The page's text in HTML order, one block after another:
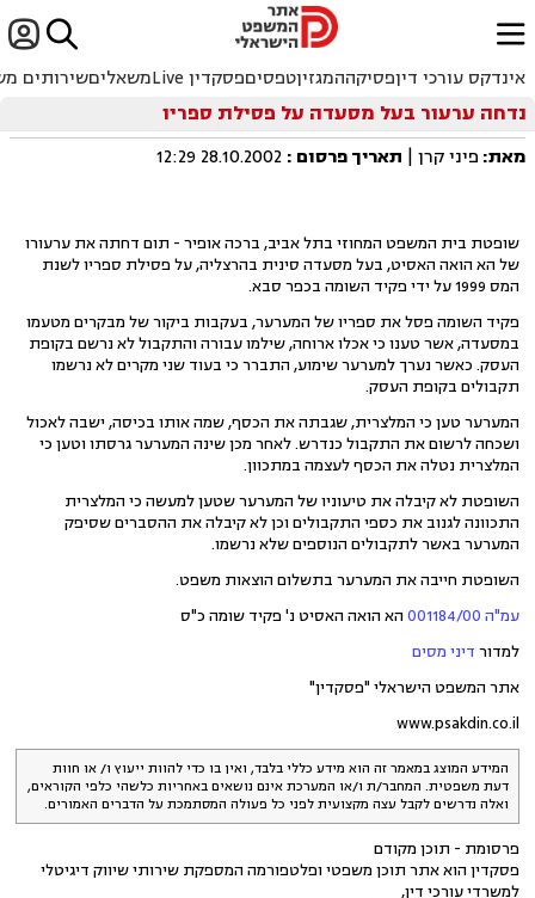

ﱐ
אינדקס עורכי דיןפסיקההמגזיןטפסיםפסקדין Live משאליםשירותים
נדחה ערעור בעל מסעדה על פסילת ספריו
מאת: פיני קרן | תאריך פרסום :
28.10.2002 12:29
שופטת בית המשפט המחוזי בתל אביב, ברכה אופיר - תום דחתה את ערעורו
של הא הואה האסיט, בעל מסעדה סינית בהרצליה, על פסילת ספריו לשנת
המס 1999 על ידי פקיד השומה בכפר סבא.
פקיד השומה פסל את ספריו של המערער, בעקבות ביקור של מבקרים מטעמו
במסעדה, אשר טענו כי אכלו ארוחה, שילמו עבורה והתקבול לא נרשם בקופת
העסק. כאשר נערך למערער שימוע, התברר כי בעוד שני מקרים לא נרשמו
תקבולים בקופת העסק.
המערער טען כי המלצרית, שגבתה את הכסף, שמה אותו בכיסה, ישבה לאכול
ושכחה לרשום את התקבול כנדרש. לאחר מכן שינה המערער גרסתו וטען כי
המלצרית נטלה את הכסף לעצמה במתכוון.
השופטת לא קיבלה את טיעוניו של המערער שטען למעשה כי המלצרית
התכוונה לגנוב את כספי התקבולים וכן לא קיבלה את ההסברים שסיפק
המערער באשר לתקבולים הנוספים שלא נרשמו.
השופטת חייבה את המערער בתשלום הוצאות משפט.
עמ"ה 001184/00
הא הואה האסיט נ' פקיד שומה כ"ס
למדור דיני מסים
אתר המשפט הישראלי "פסקדין"
www.psakdin.co.il
המידע המוצג במאמר זה הוא מידע כללי בלבד, ואין בו כדי להוות ייעוץ ו/ או חוות
דעת משפטית. המחבר/ת ו/או המערכת אינם נושאים באחריות כלשהי כלפי הקוראים,
ואלה נדרשים לקבל עצה מקצועית לפני כל פעולה המסתמכת על הדברים האמורים.
פרסומת - תוכן מקודם
פסקדין הוא אתר תוכן משפטי ופלטפורמה המספקת שירותי שיווק דיגיטלי
למשרדי עורכי דין,